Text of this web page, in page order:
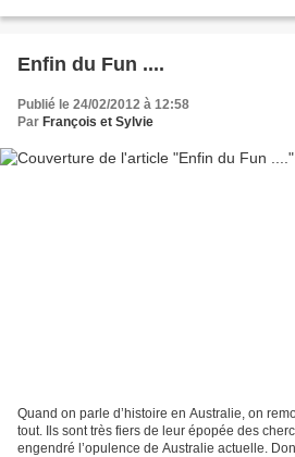
Enfin du Fun ....
Publié le 24/02/2012 à 12:58
Par François et Sylvie
Quand on parle d’histoire en Australie, on
tout. Ils sont très fiers de leur épopée des
engendré l’opulence de Australie actuelle.